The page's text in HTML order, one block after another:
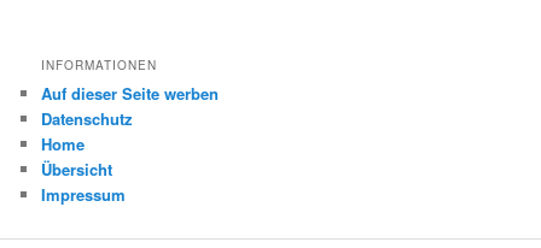
INFORMATIONEN
Auf dieser Seite werben
Datenschutz
Home
Übersicht
Impressum